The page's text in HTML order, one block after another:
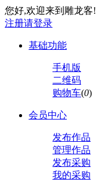
您好,欢迎来到雕龙客!
注册请登录
基础功能
手机版
二维码
购物车(0)
会员中心
发布作品
管理作品
发布采购
我的采购